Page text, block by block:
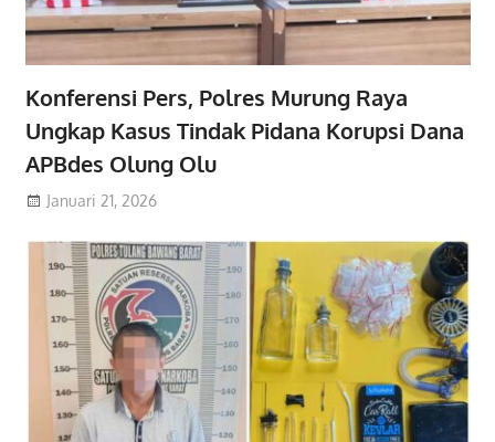
Konferensi Pers, Polres Murung Raya
Ungkap Kasus Tindak Pidana Korupsi Dana
APBdes Olung Olu
Januari 21, 2026